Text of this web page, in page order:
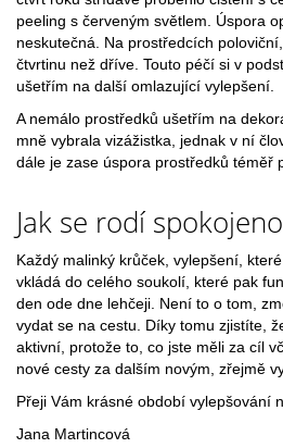
peeling s červeným světlem. Úspora
neskutečná. Na prostředcích
čtvrtinu než dříve. Touto péčí si v
ušetřím na další omlazující vylepšení.
A nemálo prostředků ušetřím na
mně vybrala vizážistka, jednak v ní
dále je zase úspora prostředků téměř
Jak se rodí
Každý malinký krůček, vylepšení,
vkládá do celého soukolí, které pak
den ode dne lehčeji. Není to o tom,
vydat se na cestu. Díky tomu zjistíte,
aktivní, protože to, co jste měli za cíl
nové cesty za dalším novým, zřejmě
Přeji Vám krásné období vylepšování
Jana Martincová